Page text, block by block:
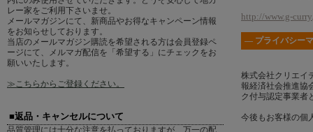
レー家をご利用下さいませ。
メールマガジンにて、新商品やお得なキャンペーン情報
をお知らせしております。
当店のメールマガジン購読を希望される方は会員登録ペ
ージにて、メルマガ配信を「希望する」にチェックをお
願いいたします。
≫こちらからご登録ください。
■返品・キャンセルについて
品質管理には十分な注意を払っておりますが、万一の配
http://www.g-
― プライバシー
株式会社クリエイ
報経済社会推進協
ク付与認定事業者
今後もお客様の個